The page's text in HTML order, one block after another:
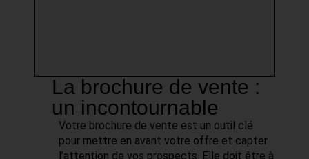
La brochure de vente :
un incontournable
Votre brochure de vente est un outil clé
pour mettre en avant votre offre et capter
l’attention de vos prospects. Elle doit être à